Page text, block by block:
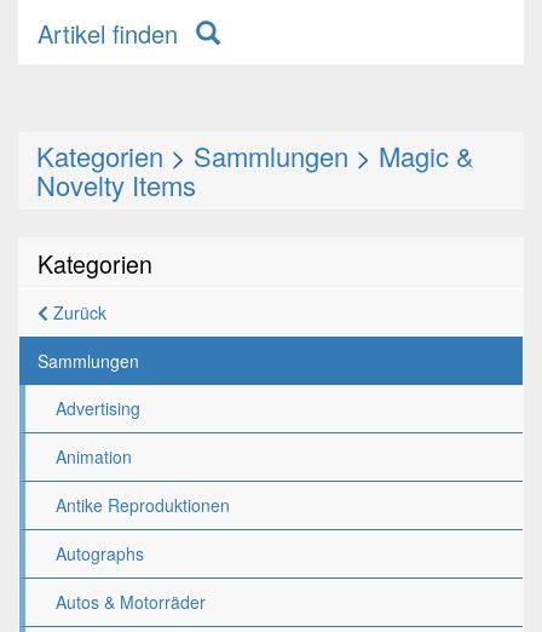
Artikel finden
Kategorien > Sammlungen > Magic &
Novelty Items
Kategorien
Zurück
Sammlungen
Advertising
Animation
Antike Reproduktionen
Autographs
Autos & Motorräder